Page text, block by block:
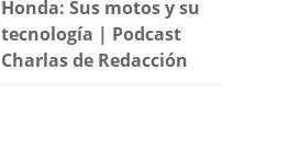
Honda: Sus motos y su
tecnología | Podcast
Charlas de Redacción